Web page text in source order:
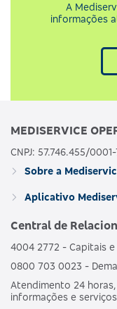
A
informações
MEDISERVICE
CNPJ: 57.746.455/
Sobre a
Aplicativo
Central de
4004 2772 - Capitais
0800 703 0023 -
Atendimento 24
informações e